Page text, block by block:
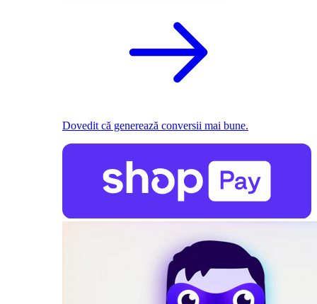
Dovedit că generează conversii mai bune.